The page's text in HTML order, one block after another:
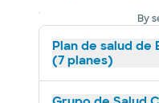
By
Plan de salud
(7 planes)